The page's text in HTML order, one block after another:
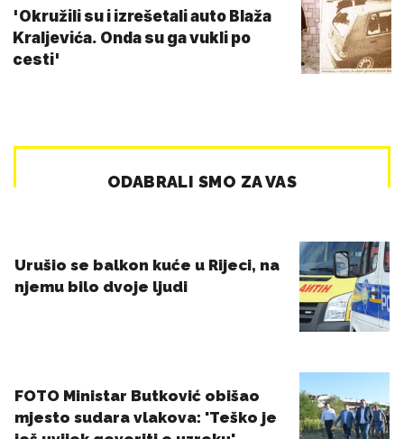
'Okružili su i izrešetali auto Blaža
Kraljevića. Onda su ga vukli po
cesti'